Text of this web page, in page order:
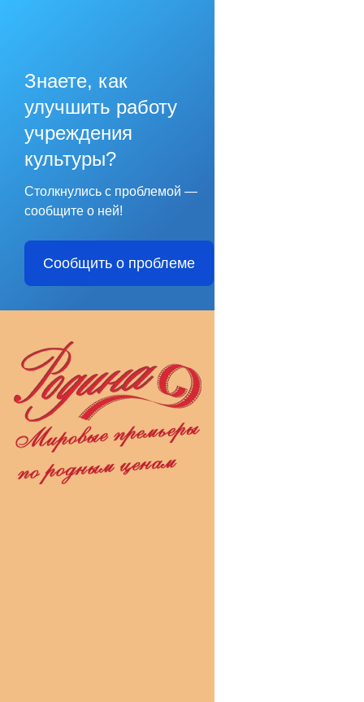
Знаете, как
улучшить работу
учреждения
культуры?
Столкнулись с проблемой —
сообщите о ней!
Сообщить о проблеме